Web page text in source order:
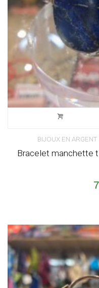
BIJOUX EN ARGENT
Bracelet manchette